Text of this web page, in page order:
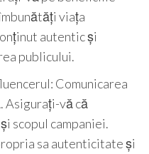
viața
autentic și
publicului.
Comunicarea
Asigurați-vă că
scopul campaniei.
sa autenticitate și